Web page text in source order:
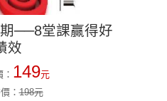
──8堂課贏得好
效
149元
：198元